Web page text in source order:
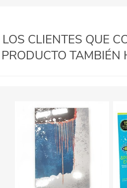
LOS CLIENTES QUE
PRODUCTO